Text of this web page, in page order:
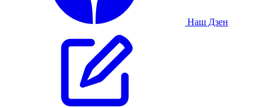
Наш Дзен